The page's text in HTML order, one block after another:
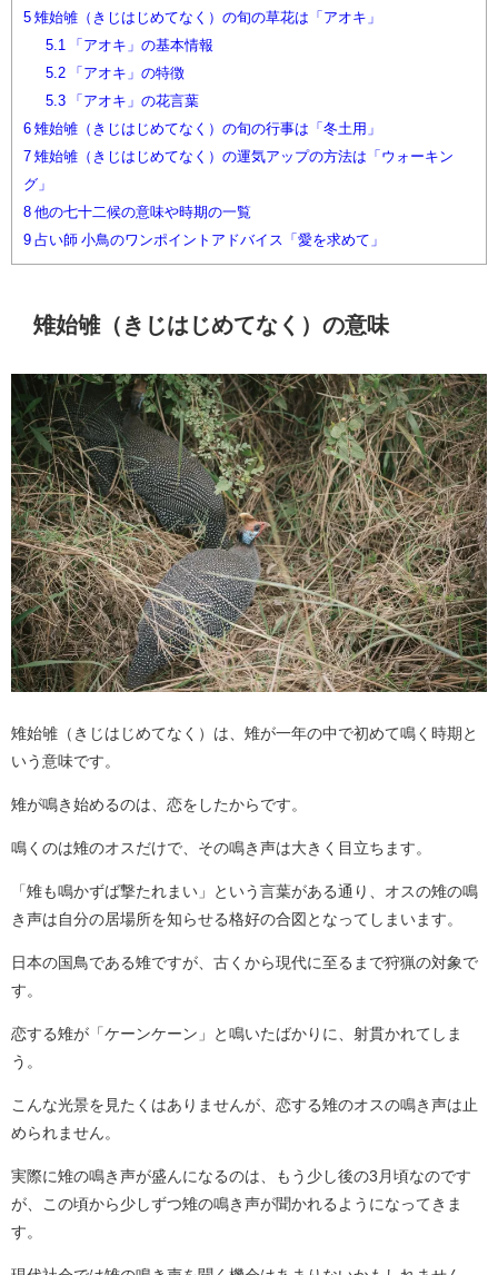
5 雉始雊（きじはじめてなく）の旬の草花は「アオキ」
5.1
「アオキ」の基本情報
5.2「アオキ」の特徴
5.3「アオキ」の花言葉
6 雉始雊（きじはじめてなく）の旬の行事は「冬土用」
7 雉始雊（きじはじめてなく）の運気アップの方法は「ウォーキン
グ」
8 他の七十二候の意味や時期の一覧
9 占い師 小鳥のワンポイントアドバイス「愛を求めて」
雉始雊（きじはじめてなく）の意味
雉始雊（きじはじめてなく）は、雉が一年の中で初めて鳴く時期と
いう意味です。
雉が鳴き始めるのは、恋をしたからです。
鳴くのは雉のオスだけで、その鳴き声は大きく目立ちます。
「雉も鳴かずば撃たれまい」という言葉がある通り、オスの雉の鳴
き声は自分の居場所を知らせる格好の合図となってしまいます。
日本の国鳥である雉ですが、古くから現代に至るまで狩猟の対象で
す。
恋する雉が「ケーンケーン」と鳴いたばかりに、射貫かれてしま
う。
こんな光景を見たくはありませんが、恋する雉のオスの鳴き声は止
められません。
実際に雉の鳴き声が盛んになるのは、もう少し後の3月頃なのです
が、この頃から少しずつ雉の鳴き声が聞かれるようになってきま
す。